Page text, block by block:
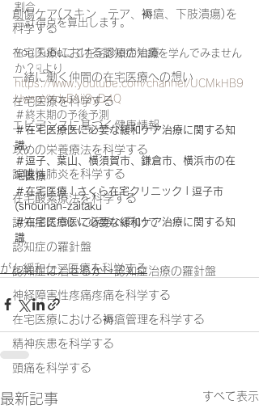
創傷ケア(スキン テア、褥瘡、下肢潰瘍)を
科学する
在宅医療における認知症治療
一緒に働く仲間の在宅医療への想い
在宅医療を科学する
エビデンスに基づく健康情報
攻めの栄養療法を科学する
誤嚥性肺炎を科学する
在宅酸素療法を科学する
認知症について家族へ向けて
認知症の羅針盤
認知症は治せるか～認知症治療の羅針盤
神経障害性疼痛疼痛を科学する
在宅医療における褥瘡管理を科学する
精神疾患を科学する
頭痛を科学する
割合
合計得点を算出します。
You Tubeにて在宅診療の知識を学んでみません
か？☟より
https://www.youtube.com/channel/UCMkHB9
UwsqYXdxEAij9yD4Q
＃終末期の予後予測
＃在宅医療医に必要な緩和ケア治療に関する知
識
＃逗子、葉山、横須賀市、鎌倉市、横浜市の在
宅医療
＃在宅医療 | さくら在宅クリニック | 逗子市
(shounan-zaitaku
＃在宅医療医に必要な緩和ケア治療に関する知
識
がん緩和ケア医療を科学する
最新記事 すべて表示